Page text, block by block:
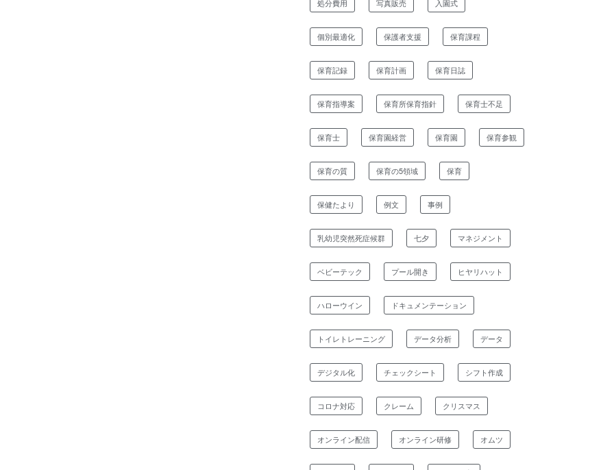
処分費用 写真販売 入園式
個別最適化 保護者支援 保育課程
保育記録 保育計画 保育日誌
保育指導案 保育所保育指針 保育士不足
保育士 保育園経営 保育園 保育参観
保育の質 保育の5領域 保育
保健たより 例文 事例
乳幼児突然死症候群 七夕 マネジメント
ベビーテック プール開き ヒヤリハット
ハローウイン ドキュメンテーション
トイレトレーニング データ分析 データ
デジタル化 チェックシート シフト作成
コロナ対応 クレーム クリスマス
オンライン配信 オンライン研修 オムツ